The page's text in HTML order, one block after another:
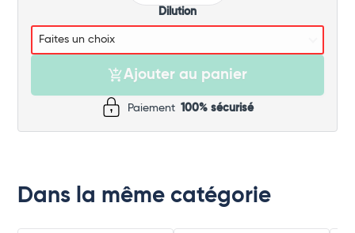
Dilution
Ajouter au panier
Paiement 100% sécurisé
Dans la même catégorie